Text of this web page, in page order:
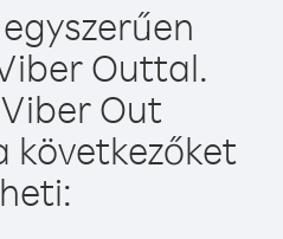
Outtal.
Out
következőket